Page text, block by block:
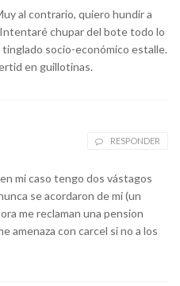
al contrario, quiero hundir a
chupar del bote todo lo
socio-económico estalle.
en guillotinas.
RESPONDER
mi caso tengo dos vástagos
se acordaron de mi (un
me reclaman una pension
amenaza con carcel si no a los